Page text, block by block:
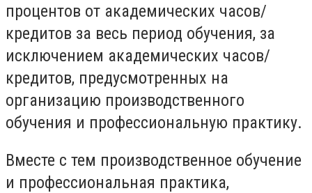
процентов от академических часов/
кредитов за весь период обучения, за
исключением академических часов/
кредитов, предусмотренных на
организацию производственного
обучения и профессиональную практику.
Вместе с тем производственное обучение
и профессиональная практика,